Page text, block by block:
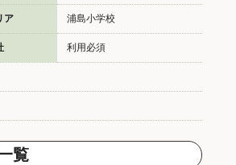
ア 浦島小学校
利用必須
覧